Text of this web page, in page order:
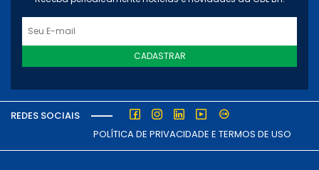
CADASTRAR
REDES SOCIAIS
POLÍTICA DE PRIVACIDADE E TERMOS DE USO